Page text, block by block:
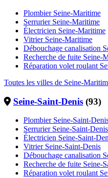
Plombier Seine-Maritime
Serrurier Seine-Maritime
Électricien Seine-Maritime
Vitrier Seine-Maritime
Débouchage canalisation
Recherche de fuite Seine-
Réparation volet roulant
Toutes les villes de Seine-
Seine-Saint-Denis (93)
Plombier Seine-Saint-
Serrurier Seine-Saint-Denis
Électricien Seine-Saint-
Vitrier Seine-Saint-Denis
Débouchage canalisation
Recherche de fuite Seine-
Réparation volet roulant